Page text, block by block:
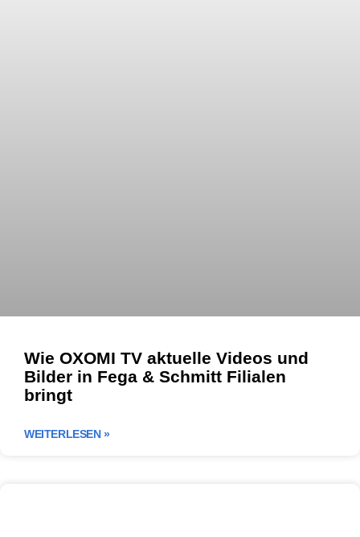
Wie OXOMI TV aktuelle Videos und
Bilder in Fega & Schmitt Filialen
bringt
WEITERLESEN »